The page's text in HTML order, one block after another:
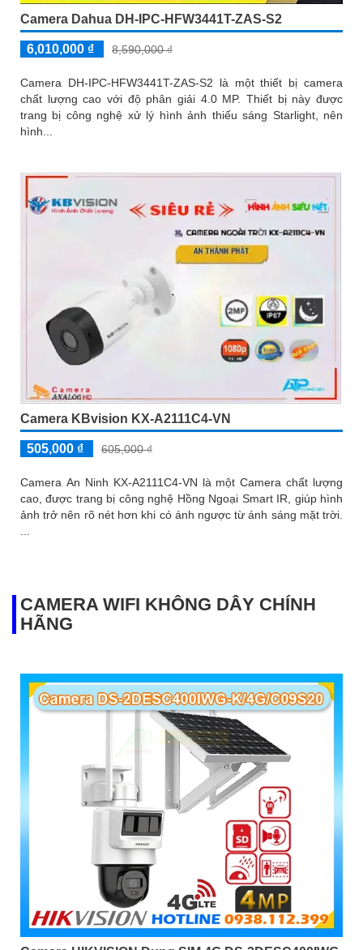
Camera Dahua DH-IPC-HFW3441T-ZAS-S2
6,010,000 ₫ 8,590,000 ₫
Camera DH-IPC-HFW3441T-ZAS-S2 là một thiết bị camera
chất lượng cao với độ phân giải 4.0 MP. Thiết bị này được
trang bị công nghệ xử lý hình ảnh thiếu sáng Starlight, nên
hình...
Camera KBvision KX-A2111C4-VN
505,000 ₫ 605,000 ₫
Camera An Ninh KX-A2111C4-VN là một Camera chất lượng
cao, được trang bị công nghệ Hồng Ngoại Smart IR, giúp hình
ảnh trở nên rõ nét hơn khi có ánh ngược từ ánh sáng mặt trời.
CAMERA WIFI KHÔNG DÂY CHÍNH
HÃNG